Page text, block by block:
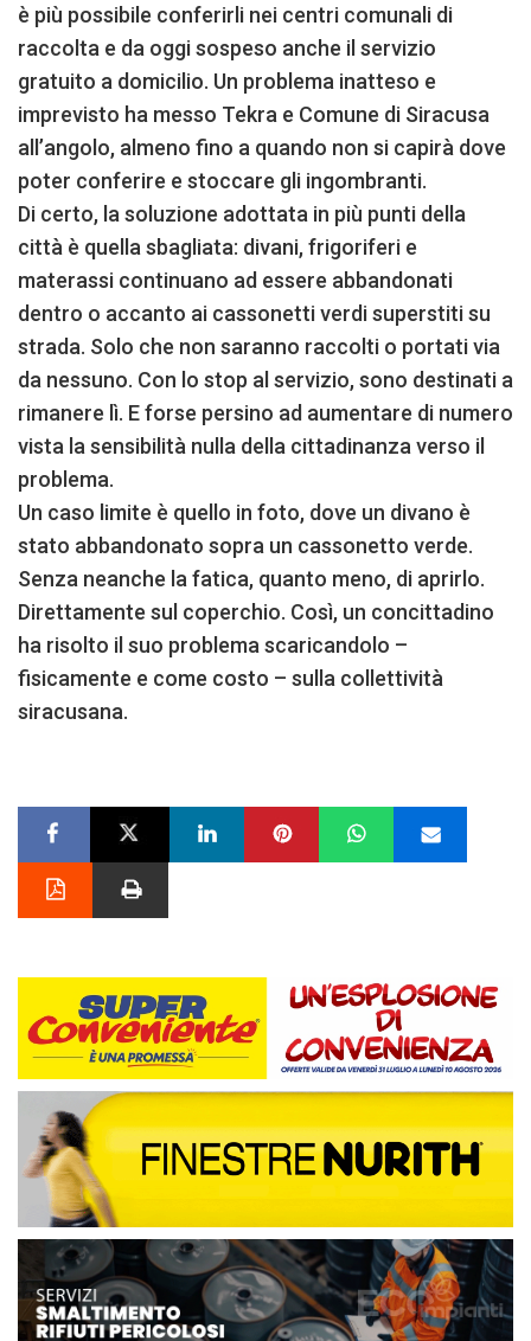
è più possibile conferirli nei centri comunali di
raccolta e da oggi sospeso anche il servizio
gratuito a domicilio. Un problema inatteso e
imprevisto ha messo Tekra e Comune di Siracusa
all’angolo, almeno fino a quando non si capirà dove
poter conferire e stoccare gli ingombranti.
Di certo, la soluzione adottata in più punti della
città è quella sbagliata: divani, frigoriferi e
materassi continuano ad essere abbandonati
dentro o accanto ai cassonetti verdi superstiti su
strada. Solo che non saranno raccolti o portati via
da nessuno. Con lo stop al servizio, sono destinati a
rimanere lì. E forse persino ad aumentare di numero
vista la sensibilità nulla della cittadinanza verso il
problema.
Un caso limite è quello in foto, dove un divano è
stato abbandonato sopra un cassonetto verde.
Senza neanche la fatica, quanto meno, di aprirlo.
Direttamente sul coperchio. Così, un concittadino
ha risolto il suo problema scaricandolo –
fisicamente e come costo – sulla collettività
siracusana.